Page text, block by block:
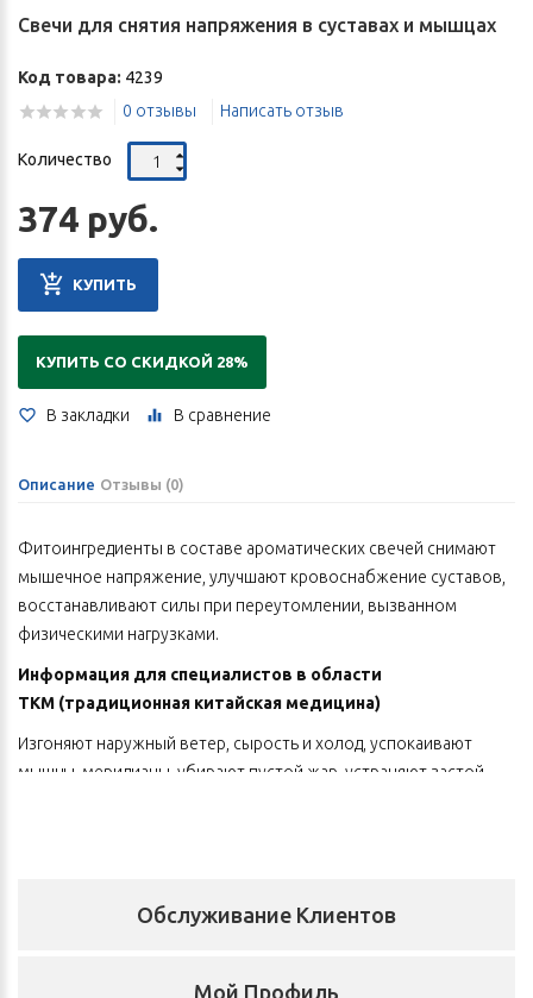
Свечи для снятия напряжения в суставах и мышцах
Код товара: 4239
0 отзывы
Написать отзыв
Количество
374 руб.
КУПИТЬ
КУПИТЬ СО СКИДКОЙ 28%
В закладки В сравнение
Описание Отзывы (0)
Фитоингредиенты в составе ароматических свечей снимают
мышечное напряжение, улучшают кровоснабжение суставов,
восстанавливают силы при переутомлении, вызванном
физическими нагрузками.
Информация для специалистов в области
ТКМ (традиционная китайская медицина)
Изгоняют наружный ветер, сырость и холод, успокаивают
мышцы, меридианы, убирают пустой жар, устраняют застой,
Способ применения
легкими движениями ладони направить аромат к себе и
Обслуживание Клиентов
Мой Профиль